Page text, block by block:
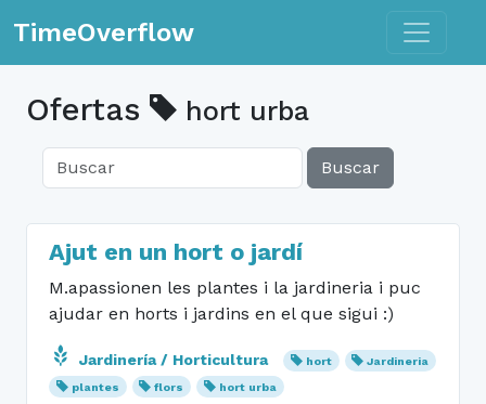
TimeOverflow Toggle
Ofertas hort urba
Buscar
Ajut en un hort o jardí
M.apassionen les plantes i la jardineria i puc
ajudar en horts i jardins en el que sigui :)
Jardinería / Horticultura hort
Jardineria
plantes
flors hort urba